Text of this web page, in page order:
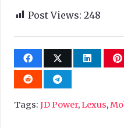
Post Views: 248
Tags: JD Power,Lexus,